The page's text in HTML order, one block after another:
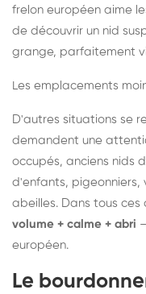
frelon européen aime
de découvrir un nid
grange, parfaitement
Les emplacements
D'autres situations se
demandent une
occupés, anciens nids
d'enfants, pigeonniers,
abeilles. Dans tous
volume + calme + abri
européen.
Le